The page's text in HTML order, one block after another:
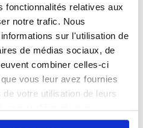
fonctionnalités relatives aux
notre trafic. Nous
sur l'utilisation de
de médias sociaux, de
combiner celles-ci
vous leur avez fournies
votre utilisation de leurs
Web.
: